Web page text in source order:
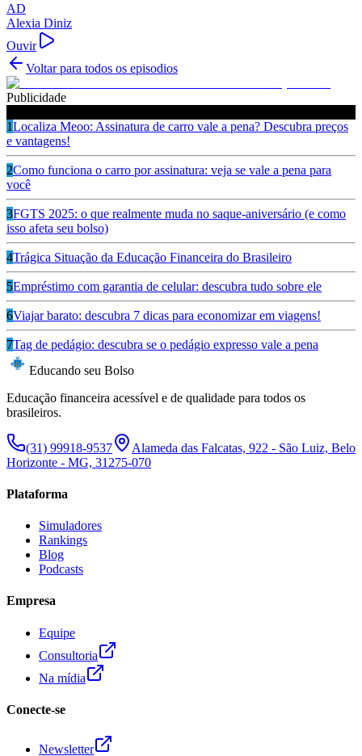
AD
Alexia Diniz
Ouvir
Voltar para todos os episodios
Publicidade
1Localiza Meoo: Assinatura de carro vale a pena? Descubra preços
e vantagens!
2Como funciona o carro por assinatura: veja se vale a pena para
você
3FGTS 2025: o que realmente muda no saque-aniversário (e como
isso afeta seu bolso)
4Trágica Situação da Educação Financeira do Brasileiro
5Empréstimo com garantia de celular: descubra tudo sobre ele
6Viajar barato: descubra 7 dicas para economizar em viagens!
7Tag de pedágio: descubra se o pedágio expresso vale a pena
Educando seu Bolso
Educação financeira acessível e de qualidade para todos os
brasileiros.
(31) 99918-9537
Alameda das Falcatas, 922 - São Luiz, Belo
Horizonte - MG, 31275-070
Plataforma
Simuladores
Rankings
Blog
Podcasts
Empresa
Equipe
Consultoria
Na mídia
Conecte-se
Newsletter